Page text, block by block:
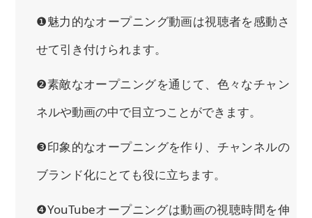
❶魅力的なオープニング動画は視聴者を感動さ
せて引き付けられます。
❷素敵なオープニングを通じて、色々なチャン
ネルや動画の中で目立つことができます。
❸印象的なオープニングを作り、チャンネルの
ブランド化にとても役に立ちます。
❹YouTubeオープニングは動画の視聴時間を伸